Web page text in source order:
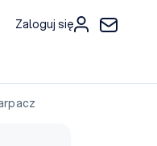
Zaloguj się